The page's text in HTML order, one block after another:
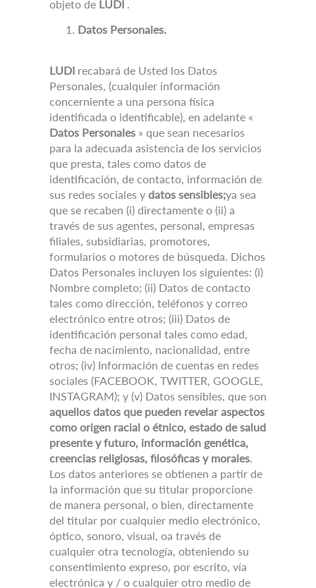
objeto de LUDI .
Datos Personales.
LUDI recabará de Usted los Datos
Personales, (cualquier información
concerniente a una persona física
identificada o identificable), en adelante «
Datos Personales » que sean necesarios
para la adecuada asistencia de los servicios
que presta, tales como datos de
identificación, de contacto, información de
sus redes sociales y datos sensibles;ya sea
que se recaben (i) directamente o (ii) a
través de sus agentes, personal, empresas
filiales, subsidiarias, promotores,
formularios o motores de búsqueda. Dichos
Datos Personales incluyen los siguientes: (i)
Nombre completo; (ii) Datos de contacto
tales como dirección, teléfonos y correo
electrónico entre otros; (iii) Datos de
identificación personal tales como edad,
fecha de nacimiento, nacionalidad, entre
otros; (iv) Información de cuentas en redes
sociales (FACEBOOK, TWITTER, GOOGLE,
INSTAGRAM); y (v) Datos sensibles, que son
aquellos datos que pueden revelar aspectos
como origen racial o étnico, estado de salud
presente y futuro, información genética,
creencias religiosas, filosóficas y morales.
Los datos anteriores se obtienen a partir de
la información que su titular proporcione
de manera personal, o bien, directamente
del titular por cualquier medio electrónico,
óptico, sonoro, visual, oa través de
cualquier otra tecnología, obteniendo su
consentimiento expreso, por escrito, vía
electrónica y / o cualquier otro medio de